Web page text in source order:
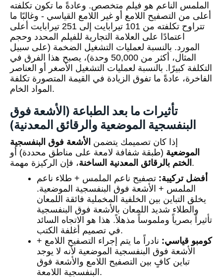
الملمس الناعم هو فيلم متخصص. وعادةً ما تكون تكلفته
أعلى من التصفيح اللامع أو غير اللامع القياسي - وغالبًا ما
تتراوح تكلفته من 101 تيرابايت إلى 251 تيرابايت أعلى
اعتمادًا على العلامة التجارية للفيلم المحدد وحجم
المورد. بالنسبة لعمليات التشغيل الضخمة (على سبيل
المثال، أكثر من 50,000 وحدة)، يصبح هذا الفرق في
التكلفة كبيرًا. بالنسبة لعمليات التشغيل الأصغر أو العناصر
الفاخرة، عادةً ما تفوق الزيادة في القيمة المتصورة تكلفة
المواد الخام.
تأثيرات ما بعد الطباعة (الأشعة فوق
البنفسجية الموضعية والرقائق المعدنية)
إذا كان تصميمك يتضمن الأشعة فوق البنفسجية
الموضعية (طبقة شفافة لامعة على مناطق محددة) أو
الختم بالرقائق المعدنية الساخنة ، فإن الركيزة مهمة.
أفضل تركيبة: تصفيح ناعم الملمس + طلاء ناعم
الملمس + الأشعة فوق البنفسجية الموضعية.
يخلق التباين بين الخلفية المخملية فائقة اللمعان
والطلاء شديد اللمعان بالأشعة فوق البنفسجية
تأثيراً بصرياً وملموساً مذهلاً. هذا هو الاتجاه السائد
في تصميم أغلفة الكتب.
كومبو قياسي: نادراً ما يتم إجراء التصفيح اللامع +
الأشعة فوق البنفسجية الموضعية لأنه لا يوجد
تباين كافٍ بين التصفيح اللامع والأشعة فوق
البنفسجية اللامعة.